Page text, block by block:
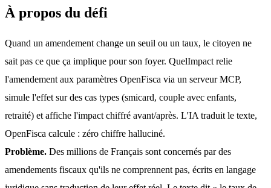
À propos du défi
Quand un amendement change un seuil ou un taux, le citoyen ne
sait pas ce que ça implique pour son foyer. QuelImpact relie
l'amendement aux paramètres OpenFisca via un serveur MCP,
simule l'effet sur des cas types (smicard, couple avec enfants,
retraité) et affiche l'impact chiffré avant/après. L'IA traduit le texte,
OpenFisca calcule : zéro chiffre halluciné.
Problème. Des millions de Français sont concernés par des
amendements fiscaux qu'ils ne comprennent pas, écrits en langage